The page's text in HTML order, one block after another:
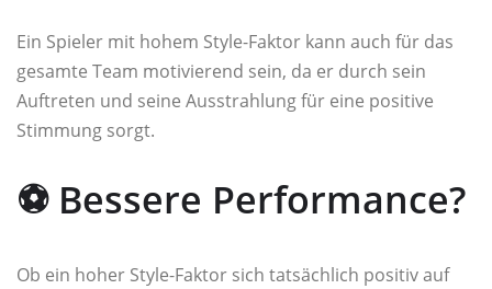
Ein Spieler mit hohem Style-Faktor kann auch für das
gesamte Team motivierend sein, da er durch sein
Auftreten und seine Ausstrahlung für eine positive
Stimmung sorgt.
⚽️ Bessere Performance?
Ob ein hoher Style-Faktor sich tatsächlich positiv auf